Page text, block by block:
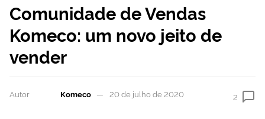
Comunidade de Vendas
Komeco: um novo jeito de
vender
Autor Komeco 20 de julho de 2020 2